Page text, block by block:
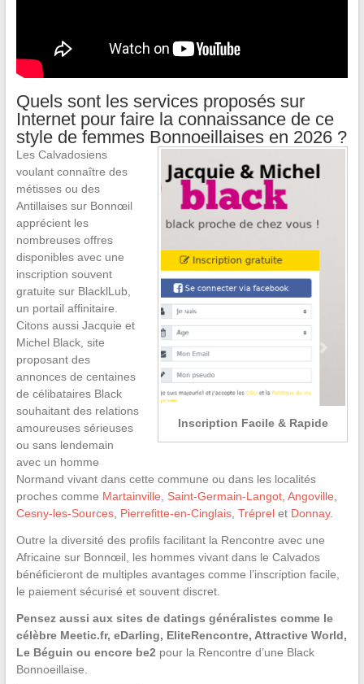
Quels sont les services proposés sur
Internet pour faire la connaissance de ce
style de femmes Bonnoeillaises en 2026 ?
Inscription Facile & Rapide
Les Calvadosiens
voulant connaître des
métisses ou des
Antillaises sur Bonnœil
apprécient les
nombreuses offres
disponibles avec une
inscription souvent
gratuite sur BlacklLub,
un portail affinitaire.
Citons aussi Jacquie et
Michel Black, site
proposant des
annonces de centaines
de célibataires Black
souhaitant des relations
amoureuses sérieuses
ou sans lendemain
avec un homme
Normand vivant dans cette commune ou dans les localités
proches comme Martainville Saint-Germain-Langot, Angoville
Cesny-les-Sources, Pierrefitte-en-Cinglais, Tréprelet Donnay.
Outre la diversité des profils facilitant la Rencontre avec une
Africaine sur Bonnœil, les hommes vivant dans le Calvados
bénéficieront de multiples avantages comme l’inscription facile,
le paiement sécurisé et souvent discret.
Pensez aussi aux sites de datings généralistes comme le
célèbre Meetic.fr, eDarling, EliteRencontre, Attractive World,
Le Béguin ou encore be2 pour la Rencontre d’une Black
Bonnoeillaise.